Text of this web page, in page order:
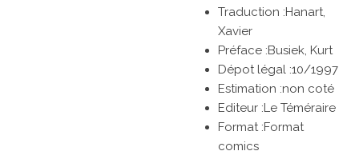
Traduction :Hanart,
Xavier
Préface :Busiek, Kurt
Dépot légal :10/1997
Estimation :non coté
Editeur :Le Téméraire
Format :Format
comics